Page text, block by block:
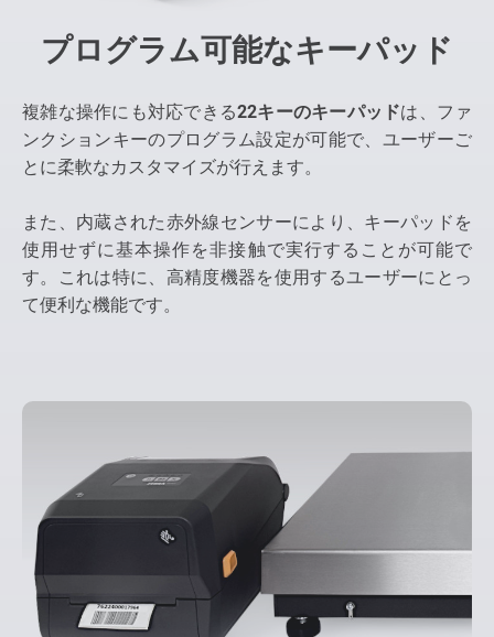
プログラム可能なキーパッド
複雑な操作にも対応できる22キーのキーパッドは、ファ
ンクションキーのプログラム設定が可能で、ユーザーご
とに柔軟なカスタマイズが行えます。
また、内蔵された赤外線センサーにより、キーパッドを
使用せずに基本操作を非接触で実行することが可能で
す。これは特に、高精度機器を使用するユーザーにとっ
て便利な機能です。